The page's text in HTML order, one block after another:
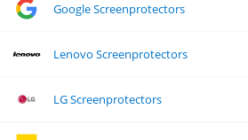
Google Screenprotectors
Lenovo Screenprotectors
LG Screenprotectors